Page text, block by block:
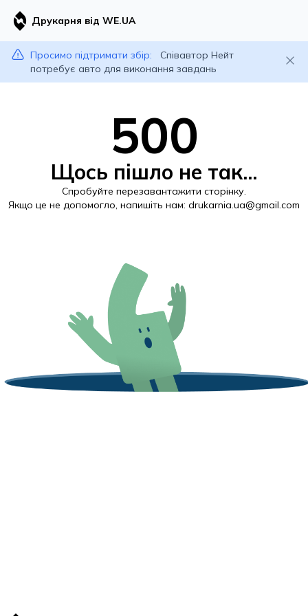
Друкарня від WE.UA
Просимо підтримати збір:
Співавтор Нейт
потребує авто для виконання завдань
500
Щось пішло не так...
Спробуйте перезавантажити сторінку.
Якщо це не допомогло, напишіть нам: drukarnia.ua@gmail.com